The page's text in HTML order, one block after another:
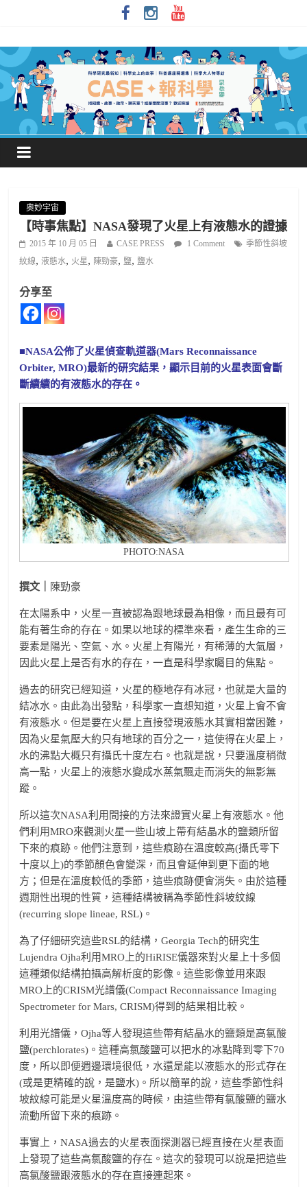
奧妙宇宙
【時事焦點】NASA發現了火星上有液態水的證據
2015 年 10 月 05 日 CASE PRESS 1 Comment
季節性斜坡
紋線,液態水, 火星, 陳勁豪, 鹽, 鹽水
分享至
■NASA公佈了火星偵查軌道器(Mars Reconnaissance
Orbiter, MRO)最新的研究結果，顯示目前的火星表面會斷
斷續續的有液態水的存在。
PHOTO:NASA
撰文｜ 陳勁豪
在太陽系中，火星一直被認為跟地球最為相像，而且最有可
能有著生命的存在。如果以地球的標準來看，產生生命的三
要素是陽光、空氣、水。火星上有陽光，有稀薄的大氣層，
因此火星上是否有水的存在，一直是科學家矚目的焦點。
過去的研究已經知道，火星的極地存有冰冠，也就是大量的
結冰水。由此為出發點，科學家一直想知道，火星上會不會
有液態水。但是要在火星上直接發現液態水其實相當困難，
因為火星氣壓大約只有地球的百分之一，這使得在火星上，
水的沸點大概只有攝氏十度左右。也就是說，只要溫度稍微
高一點，火星上的液態水變成水蒸氣飄走而消失的無影無
蹤。
所以這次NASA利用間接的方法來證實火星上有液態水。他
們利用MRO來觀測火星一些山坡上帶有結晶水的鹽類所留
下來的痕跡。他們注意到，這些痕跡在溫度較高(攝氏零下
十度以上)的季節顏色會變深，而且會延伸到更下面的地
方；但是在溫度較低的季節，這些痕跡便會消失。由於這種
週期性出現的性質，這種結構被稱為季節性斜坡紋線
(recurring slope lineae, RSL)。
為了仔細研究這些RSL的結構，Georgia Tech的研究生
Lujendra Ojha利用MRO上的HiRISE儀器來對火星上十多個
這種類似結構拍攝高解析度的影像。這些影像並用來跟
MRO上的CRISM光譜儀(Compact Reconnaissance Imaging
Spectrometer for Mars, CRISM)得到的結果相比較。
利用光譜儀，Ojha等人發現這些帶有結晶水的鹽類是高氯酸
鹽(perchlorates)。這種高氯酸鹽可以把水的冰點降到零下70
度，所以即便週邊環境很低，水還是能以液態水的形式存在
(或是更精確的說，是鹽水)。所以簡單的說，這些季節性斜
坡紋線可能是火星溫度高的時候，由這些帶有氯酸鹽的鹽水
流動所留下來的痕跡。
事實上，NASA過去的火星表面探測器已經直接在火星表面
上發現了這些高氯酸鹽的存在。這次的發現可以說是把這些
高氯酸鹽跟液態水的存在直接連起來。